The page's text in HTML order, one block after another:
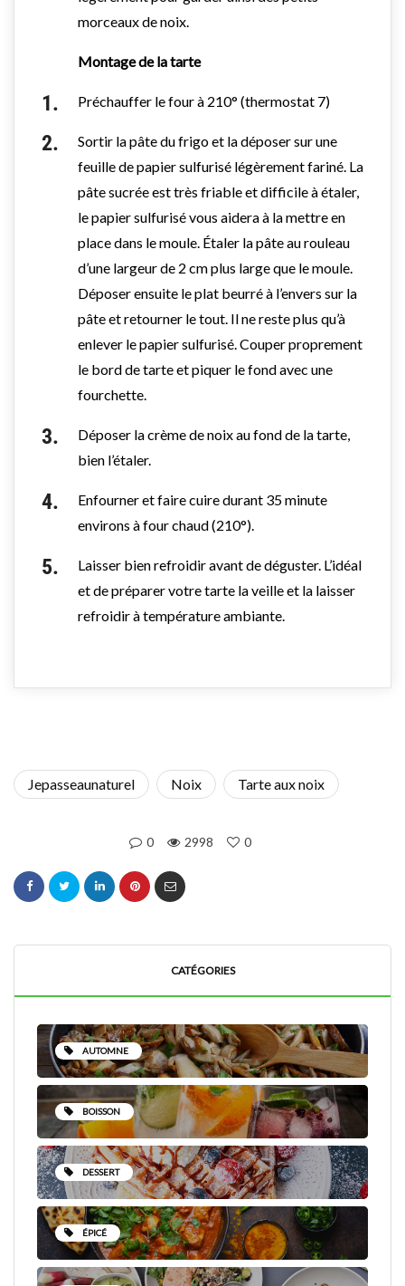
morceaux de noix.
Montage de la tarte
Préchauffer le four à 210° (thermostat 7)
Sortir la pâte du frigo et la déposer sur une
feuille de papier sulfurisé légèrement fariné. La
pâte sucrée est très friable et difficile à étaler,
le papier sulfurisé vous aidera à la mettre en
place dans le moule. Étaler la pâte au rouleau
d’une largeur de 2 cm plus large que le moule.
Déposer ensuite le plat beurré à l’envers sur la
pâte et retourner le tout. Il ne reste plus qu’à
enlever le papier sulfurisé. Couper proprement
le bord de tarte et piquer le fond avec une
fourchette.
Déposer la crème de noix au fond de la tarte,
bien l’étaler.
Enfourner et faire cuire durant 35 minute
environs à four chaud (210°).
Laisser bien refroidir avant de déguster. L’idéal
et de préparer votre tarte la veille et la laisser
refroidir à température ambiante.
Jepasseaunaturel Noix Tarte aux noix
0 2998 0
CATÉGORIES
AUTOMNE
BOISSON
DESSERT
ÉPICÉ